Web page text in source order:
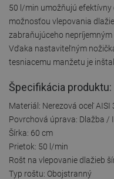
50 l/min umožňujú
možnosťou vlepovania
zabraňujúceho
Vďaka nastaviteľným
tesniacemu manžetu je
Špecifikácia produktu:
Materiál: Nerezová oceľ AISI
Povrchová úprava: Dlažba /
Šírka: 60 cm
Prietok: 50 l/min
Rošt na vlepovanie dlažieb
Typ roštu: Obojstranný